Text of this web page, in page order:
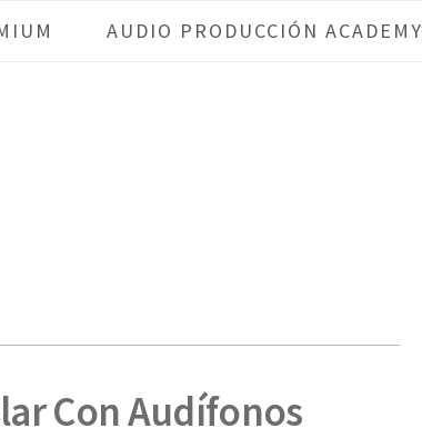
AUDIO PRODUCCIÓN ACADEMY
Con Audífonos